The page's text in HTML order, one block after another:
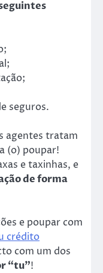
seguros.
agentes tratam
(o) poupar!
e taxinhas, e
de forma
e poupar com
crédito
com um dos
“tu”!